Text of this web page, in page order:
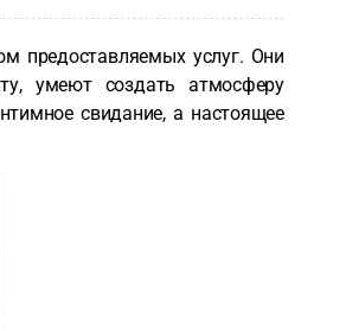
предоставляемых услуг. Они
умеют создать атмосферу
свидание, а настоящее